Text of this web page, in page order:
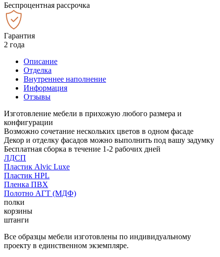
Беспроцентная рассрочка
Гарантия
2 года
Описание
Отделка
Внутреннее наполнение
Информация
Отзывы
Изготовление мебели в прихожую любого размера и
конфигурации
Возможно сочетание нескольких цветов в одном фасаде
Декор и отделку фасадов можно выполнить под вашу задумку
Бесплатная сборка в течение 1-2 рабочих дней
ЛДСП
Пластик Alvic Luxe
Пластик HPL
Пленка ПВХ
Полотно АГТ (МДФ)
полки
корзины
штанги
Все образцы мебели изготовлены по индивидуальному
проекту в единственном экземпляре.